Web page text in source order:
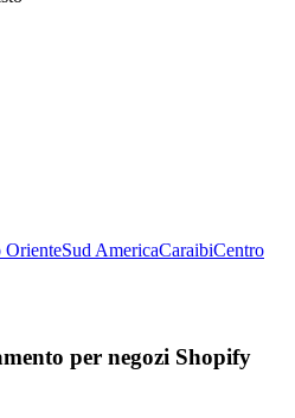
OrienteSud AmericaCaraibiCentro
per negozi Shopify